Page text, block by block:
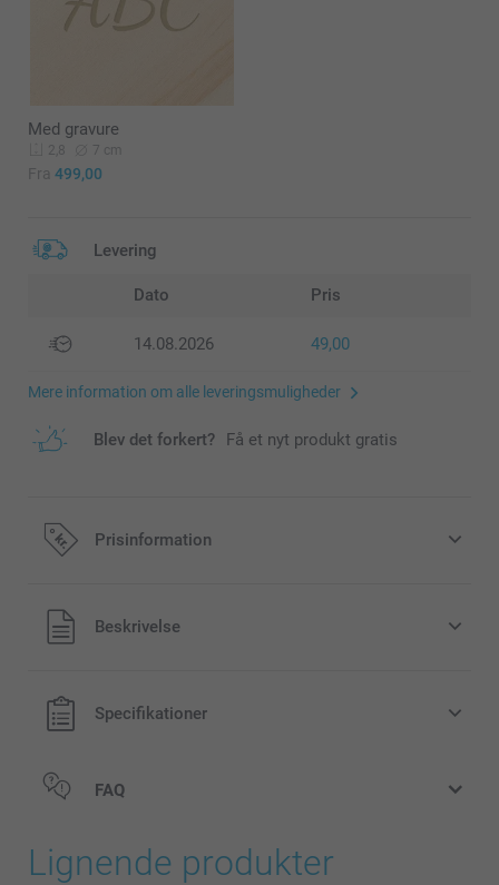
Med gravure
2,8 7 cm
Fra 499,00
Levering
Dato Pris
14.08.2026 49,00
Mere information om alle leveringsmuligheder
Blev det forkert? Få et nyt produkt gratis
Prisinformation
Alle priser inklusive moms og uden
forsendelsesomkostninger
Beskrivelse
Specifikationer
FAQ
Lignende produkter